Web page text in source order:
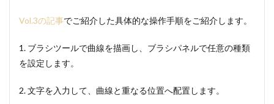
Vol.3の記事でご紹介した具体的な操作手順をご紹介します。
1. ブラシツールで曲線を描画し、ブラシパネルで任意の種類
を設定します。
2. 文字を入力して、曲線と重なる位置へ配置します。